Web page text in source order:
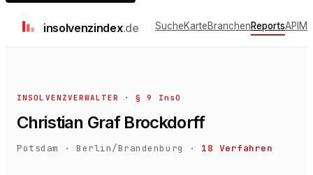
insolvenzindex.de SucheKarteBranchenReportsAPI
INSOLVENZVERWALTER · § 9 InsO
Christian Graf Brockdorff
Potsdam ·Berlin/Brandenburg · 18 Verfahren